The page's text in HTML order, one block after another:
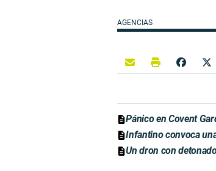
AGENCIAS
Pánico en Covent
Infantino convoca
Un dron con